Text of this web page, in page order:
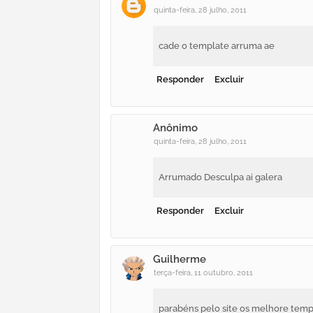
quinta-feira, 28 julho, 2011
cade o template arruma ae
Responder Excluir
Anônimo
quinta-feira, 28 julho, 2011
Arrumado Desculpa ai galera
Responder Excluir
Guilherme
terça-feira, 11 outubro, 2011
parabéns pelo site os melhore